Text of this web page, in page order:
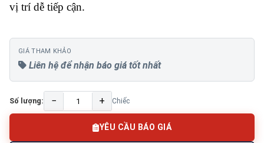
vị trí dễ tiếp cận.
GIÁ THAM KHẢO
Liên hệ để nhận báo giá tốt nhất
Số lượng: − + Chiếc
YÊU CẦU BÁO GIÁ